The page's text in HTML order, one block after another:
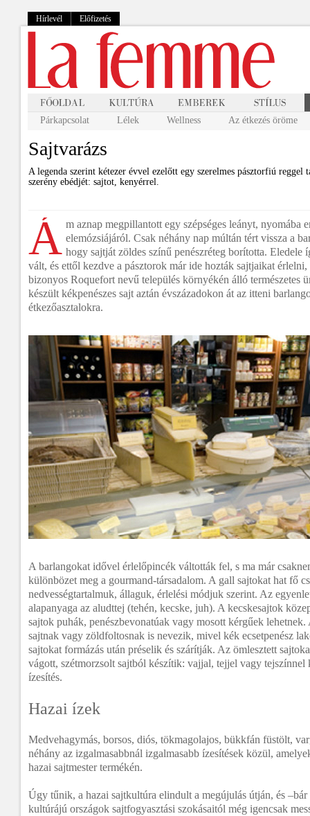
Hírlevél Előfizetés
Párkapcsolat Lélek Wellness Az étkezés öröme
Sajtvarázs
A legenda szerint kétezer évvel ezelőtt egy szerelmes pásztorfiú reggel
szerény ebédjét: sajtot, kenyérrel.
Á m aznap megpillantott egy szépséges leányt, nyomába
elemózsiájáról. Csak néhány nap múltán tért vissza a
hogy sajtját zöldes színű penészréteg borította. Eledele
vált, és ettől kezdve a pásztorok már ide hozták sajtjaikat
bizonyos Roquefort nevű település környékén álló természetes
készült kékpenészes sajt aztán évszázadokon át az itteni
étkezőasztalokra.
A barlangokat idővel érlelőpincék váltották fel, s ma már
különbözet meg a gourmand-társadalom. A gall sajtokat hat fő
nedvességtartalmuk, állaguk, érlelési módjuk szerint. Az
alapanyaga az aludttej (tehén, kecske, juh). A kecskesajtok
sajtok puhák, penészbevonatúak vagy mosott kérgűek lehetnek.
sajtnak vagy zöldfoltosnak is nevezik, mivel kék ecsetpenész
sajtokat formázás után préselik és szárítják. Az ömlesztett
vágott, szétmorzsolt sajtból készítik: vajjal, tejjel vagy tejszínnel
ízesítés.
Hazai ízek
Medvehagymás, borsos, diós, tökmagolajos, bükkfán füstölt,
néhány az izgalmasabbnál izgalmasabb ízesítések közül,
hazai sajtmester termékén.
Úgy tűnik, a hazai sajtkultúra elindult a megújulás útján, és –bár
kultúrájú országok sajtfogyasztási szokásaitól még igencsak